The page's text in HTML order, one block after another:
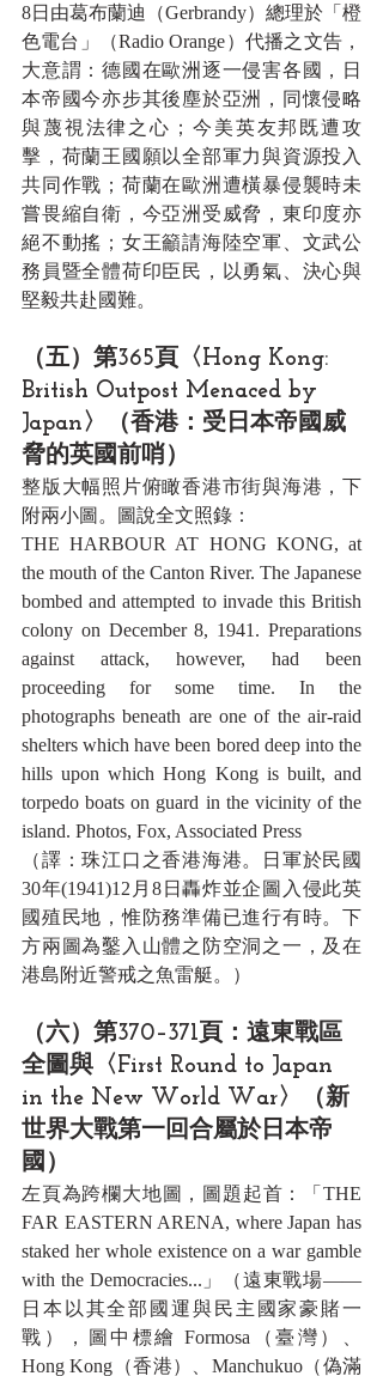
8日由葛布蘭迪（Gerbrandy）總理於「橙
色電台」（Radio Orange）代播之文告，
大意謂：德國在歐洲逐一侵害各國，日
本帝國今亦步其後塵於亞洲，同懷侵略
與蔑視法律之心；今美英友邦既遭攻
擊，荷蘭王國願以全部軍力與資源投入
共同作戰；荷蘭在歐洲遭橫暴侵襲時未
嘗畏縮自衛，今亞洲受威脅，東印度亦
絕不動搖；女王籲請海陸空軍、文武公
務員暨全體荷印臣民，以勇氣、決心與
堅毅共赴國難。
（五）第365頁〈Hong Kong:
British Outpost Menaced by
Japan〉（香港：受日本帝國威
脅的英國前哨）
整版大幅照片俯瞰香港市街與海港，下
附兩小圖。圖說全文照錄：
THE HARBOUR AT HONG KONG, at
the mouth of the Canton River. The Japanese
bombed and attempted to invade this British
colony on December 8, 1941. Preparations
against attack, however, had been
proceeding for some time. In the
photographs beneath are one of the air-raid
shelters which have been bored deep into the
hills upon which Hong Kong is built, and
torpedo boats on guard in the vicinity of the
island. Photos, Fox, Associated Press
（譯：珠江口之香港海港。日軍於民國
30年(1941)12月8日轟炸並企圖入侵此英
國殖民地，惟防務準備已進行有時。下
方兩圖為鑿入山體之防空洞之一，及在
港島附近警戒之魚雷艇。）
（六）第370–371頁：遠東戰區
全圖與〈First Round to Japan
in the New World War〉（新
世界大戰第一回合屬於日本帝
國）
左頁為跨欄大地圖，圖題起首：「THE
FAR EASTERN ARENA, where Japan has
staked her whole existence on a war gamble
with the Democracies...」（遠東戰場——
日本以其全部國運與民主國家豪賭一
戰），圖中標繪 Formosa（臺灣）、
Hong Kong（香港）、Manchukuo（偽滿